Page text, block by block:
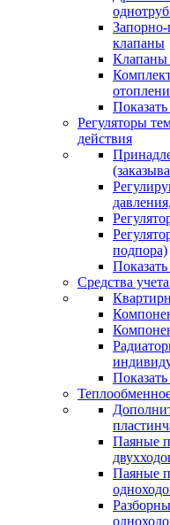
клапаны
Клапаны
Показать
Регуляторы
действия
подпора)
Показать
Средства
Показать
Паяные
Паяные